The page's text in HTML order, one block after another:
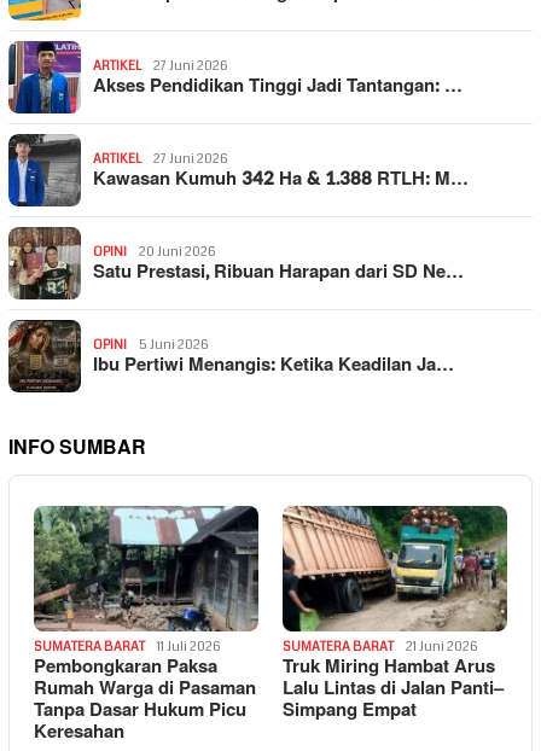
ARTIKEL 27 Juni 2026
Akses Pendidikan Tinggi Jadi Tantangan: …
ARTIKEL 27 Juni 2026
Kawasan Kumuh 342 Ha & 1.388 RTLH: M…
OPINI 20 Juni 2026
Satu Prestasi, Ribuan Harapan dari SD Ne…
OPINI 5 Juni 2026
Ibu Pertiwi Menangis: Ketika Keadilan Ja…
INFO SUMBAR
SUMATERA BARAT 11 Juli 2026
Pembongkaran Paksa
Rumah Warga di Pasaman
Tanpa Dasar Hukum Picu
Keresahan
SUMATERA BARAT 21 Juni 2026
Truk Miring Hambat Arus
Lalu Lintas di Jalan Panti–
Simpang Empat